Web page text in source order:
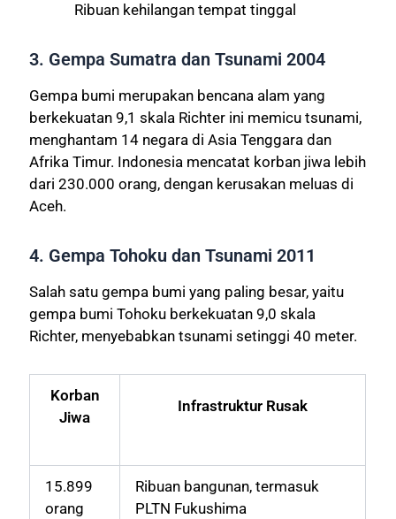
Ribuan kehilangan tempat tinggal
3. Gempa Sumatra dan Tsunami 2004
Gempa bumi merupakan bencana alam yang
berkekuatan 9,1 skala Richter ini memicu tsunami,
menghantam 14 negara di Asia Tenggara dan
Afrika Timur. Indonesia mencatat korban jiwa lebih
dari 230.000 orang, dengan kerusakan meluas di
Aceh.
4. Gempa Tohoku dan Tsunami 2011
Salah satu gempa bumi yang paling besar, yaitu
gempa bumi Tohoku berkekuatan 9,0 skala
Richter, menyebabkan tsunami setinggi 40 meter.
Korban
Jiwa
Infrastruktur Rusak
15.899
orang
Ribuan bangunan, termasuk
PLTN Fukushima